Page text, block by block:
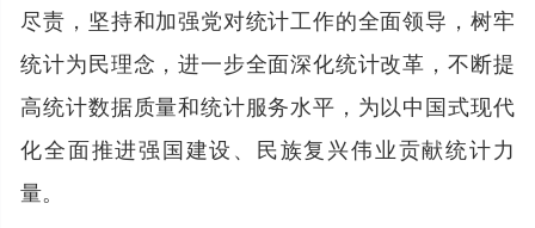
尽责，坚持和加强党对统计工作的全面领导，树牢
统计为民理念，进一步全面深化统计改革，不断提
高统计数据质量和统计服务水平，为以中国式现代
化全面推进强国建设、民族复兴伟业贡献统计力
量。